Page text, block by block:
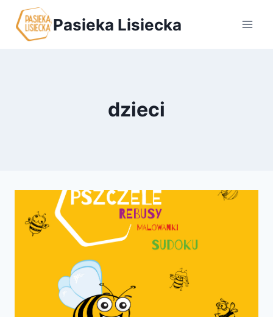
Przejdź
treści
Pasieka Lisiecka
dzieci